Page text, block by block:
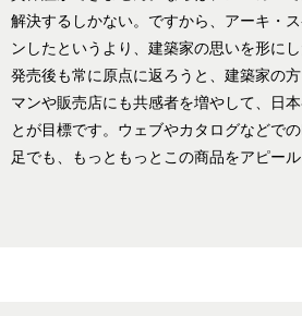
解決するしかない。ですから、アーキ・
ンしたというより、建築家の思いを形にし
発売後も常に原点に返ろうと、建築家の
マンや販売店にも共感者を増やして、日
とが目標です。ウェブやカタログなどで
足でも、もっともっとこの商品をアピール